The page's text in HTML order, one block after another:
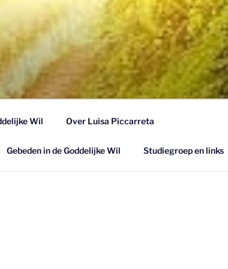
Wil Over Luisa Piccarreta
Gebeden in de Goddelijke Wil Studiegroep en links